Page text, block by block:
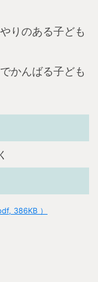
りのある子ども
かんばる子ども
386KB ）